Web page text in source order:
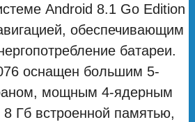
Android 8.1 Go Edition
обеспечивающим
батареи.
оснащен большим 5-
мощным 4-ядерным
Гб встроенной памятью,